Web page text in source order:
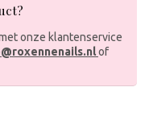
onze klantenservice
of